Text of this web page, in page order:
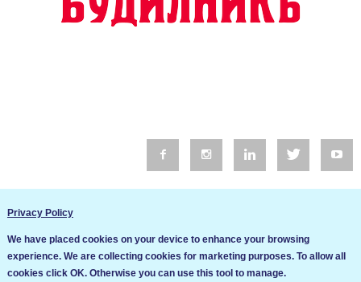
Общи условия
Privacy Policy
We have placed cookies on your device to enhance your browsing
experience. We are collecting cookies for marketing purposes. To allow all
cookies click OK. Otherwise you can use this tool to manage.
Ние използваме бисквитки за да подобрим услугите си. Ако
продължите да посещавате този сайт, ние приемаме, че се